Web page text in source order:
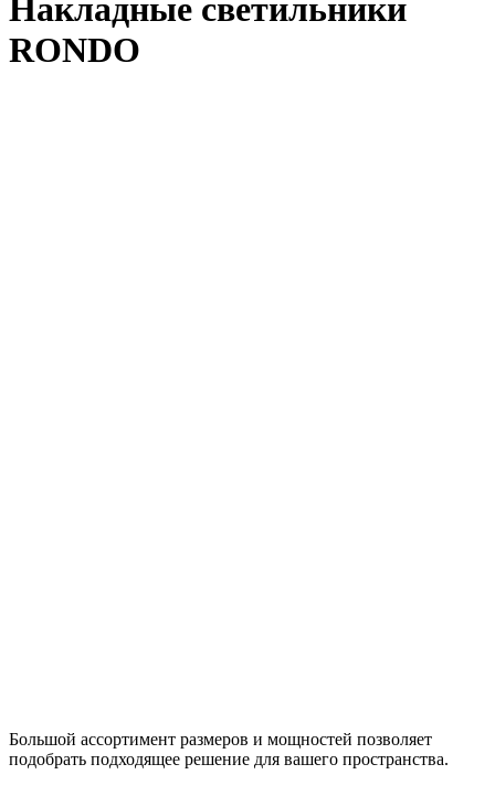
Накладные светильники
RONDO
Большой ассортимент размеров и мощностей позволяет
подобрать подходящее решение для вашего пространства.